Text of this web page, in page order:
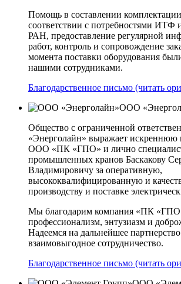
Помощь в составлении
соответствии с потребностями
РАН, предоставление регулярной
работ, контроль и сопровождение
момента поставки оборудования
нашими сотрудниками.
Благодарственное письмо (читать
ООО
Общество с ограниченной
«Энерголайн» выражает искреннюю
ООО «ПК «ГПО» и лично
промышленных кранов Баскакову
Владимировичу за оперативную,
высококвалифицированную и
производству и поставке
Мы благодарим компания «ПК
профессионализм, энтузиазм и
Надеемся на дальнейшее
взаимовыгодное сотрудничество.
Благодарственное письмо (читать